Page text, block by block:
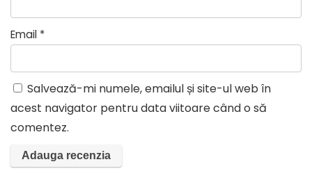
Email *
Salvează-mi numele, emailul și site-ul web în
acest navigator pentru data viitoare când o să
comentez.